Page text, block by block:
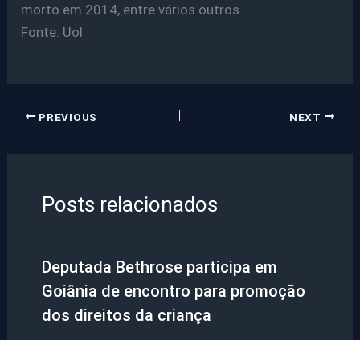
morto em 2014, entre vários outros.
Fonte: Uol
PREVIOUS NEXT
Posts relacionados
Deputada Bethrose participa em
Goiânia de encontro para promoção
dos direitos da criança